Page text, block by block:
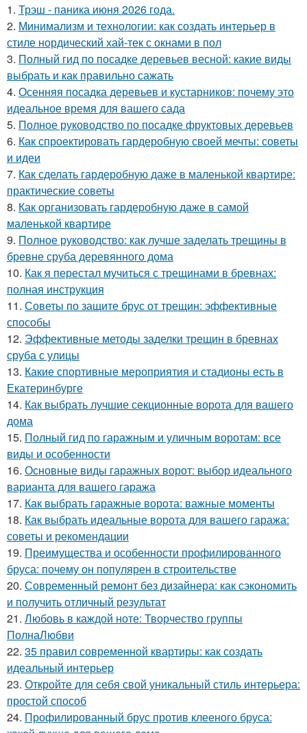
1. Трэш - паника июня 2026 года.
2. Минимализм и технологии: как создать интерьер в
стиле нордический хай-тек с окнами в пол
3. Полный гид по посадке деревьев весной: какие виды
выбрать и как правильно сажать
4. Осенняя посадка деревьев и кустарников: почему это
идеальное время для вашего сада
5. Полное руководство по посадке фруктовых деревьев
6. Как спроектировать гардеробную своей мечты: советы
и идеи
7. Как сделать гардеробную даже в маленькой квартире:
практические советы
8. Как организовать гардеробную даже в самой
маленькой квартире
9. Полное руководство: как лучше заделать трещины в
бревне сруба деревянного дома
10. Как я перестал мучиться с трещинами в бревнах:
полная инструкция
11. Советы по защите брус от трещин: эффективные
способы
12. Эффективные методы заделки трещин в бревнах
сруба с улицы
13. Какие спортивные мероприятия и стадионы есть в
Екатеринбурге
14. Как выбрать лучшие секционные ворота для вашего
дома
15. Полный гид по гаражным и уличным воротам: все
виды и особенности
16. Основные виды гаражных ворот: выбор идеального
варианта для вашего гаража
17. Как выбрать гаражные ворота: важные моменты
18. Как выбрать идеальные ворота для вашего гаража:
советы и рекомендации
19. Преимущества и особенности профилированного
бруса: почему он популярен в строительстве
20. Современный ремонт без дизайнера: как сэкономить
и получить отличный результат
21. Любовь в каждой ноте: Творчество группы
ПолнаЛюбви
22. 35 правил современной квартиры: как создать
идеальный интерьер
23. Откройте для себя свой уникальный стиль интерьера:
простой способ
24. Профилированный брус против клееного бруса: